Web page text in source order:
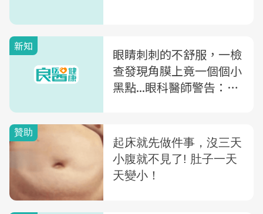
新知
眼睛刺刺的不舒服，一檢
查發現角膜上竟一個個小
黑點...眼科醫師警告：卸